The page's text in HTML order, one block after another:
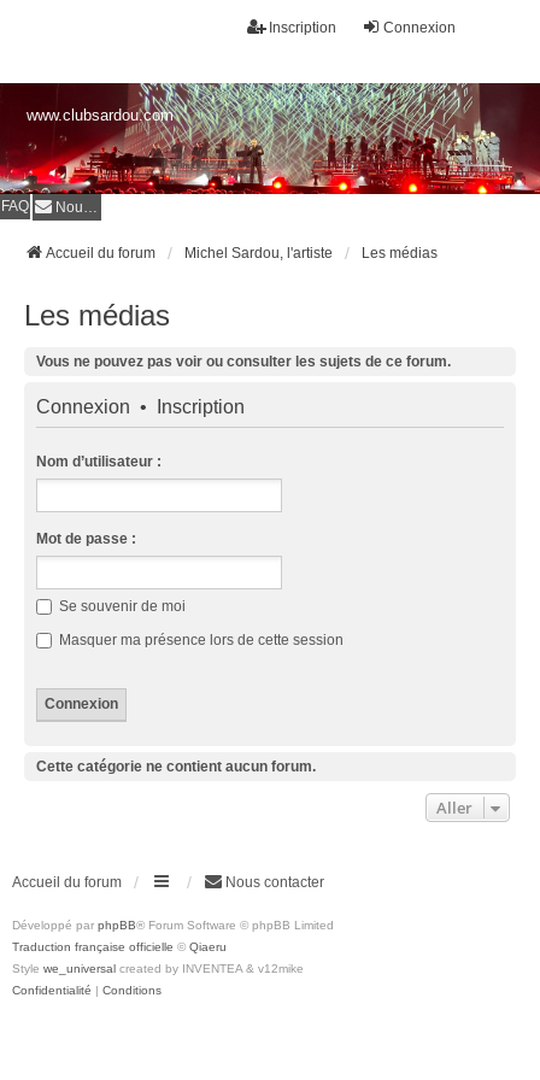
Connexion
Inscription
www.clubsardou.com
FAQ Nous contacter
Accueil du forum Michel Sardou, l'artiste Les médias
Les médias
Vous ne pouvez pas voir ou consulter les sujets de ce forum.
Connexion • Inscription
Nom d’utilisateur :
Mot de passe :
Se souvenir de moi
Masquer ma présence lors de cette session
Cette catégorie ne contient aucun forum.
Aller
Accueil du forum Nous contacter
Développé par phpBB® Forum Software © phpBB Limited
Traduction française officielle © Qiaeru
Style we_universal created by INVENTEA & v12mike
Confidentialité | Conditions